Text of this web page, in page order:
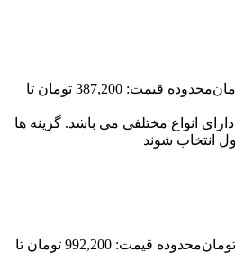
محدوده قیمت: 387,200 تومان تا
انواع مختلفی می باشد. گزینه ها
انتخاب شوند
تومان
محدوده قیمت: 992,200 تومان تا